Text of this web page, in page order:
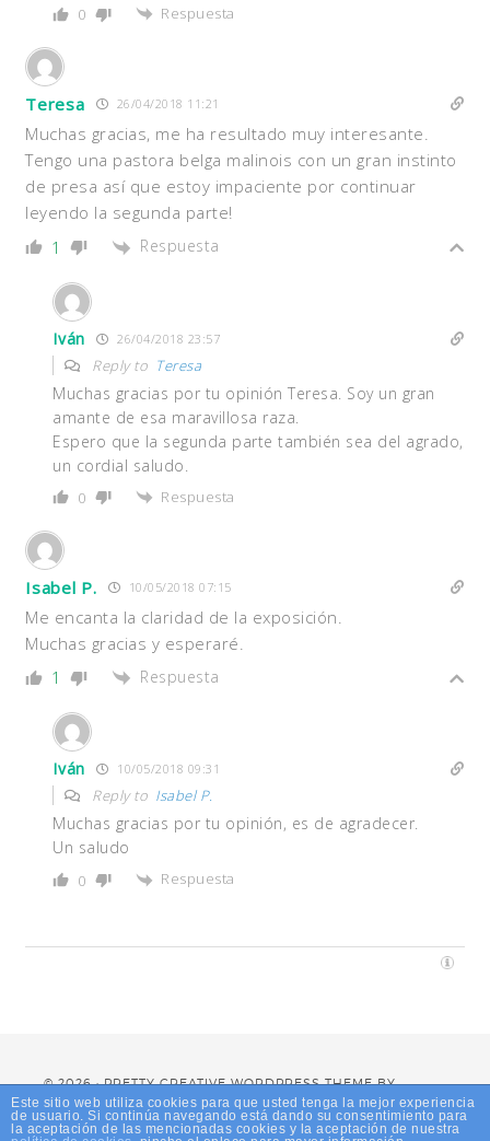
0 Respuesta
Teresa 26/04/2018 11:21
Muchas gracias, me ha resultado muy interesante.
Tengo una pastora belga malinois con un gran instinto
de presa así que estoy impaciente por continuar
leyendo la segunda parte!
1 Respuesta
Iván 26/04/2018 23:57
Reply to Teresa
Muchas gracias por tu opinión Teresa. Soy un gran
amante de esa maravillosa raza.
Espero que la segunda parte también sea del agrado,
un cordial saludo.
0 Respuesta
Isabel P. 10/05/2018 07:15
Me encanta la claridad de la exposición.
Muchas gracias y esperaré.
1 Respuesta
Iván 10/05/2018 09:31
Reply to Isabel P.
Muchas gracias por tu opinión, es de agradecer.
Un saludo
0 Respuesta
© 2026 · PRETTY CREATIVE WORDPRESS THEME BY,
PRETTY DARN CUTE DESIGN
Este sitio web utiliza cookies para que usted tenga la mejor experiencia
de usuario. Si continúa navegando está dando su consentimiento para
la aceptación de las mencionadas cookies y la aceptación de nuestra